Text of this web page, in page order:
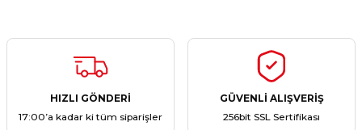
Yorum Yaz
Ürün hakkında henüz soru sorulmamış.
HIZLI GÖNDERİ
17:00’a kadar ki tüm siparişler
GÜVENLİ ALIŞVERİŞ
256bit SSL Sertifikası